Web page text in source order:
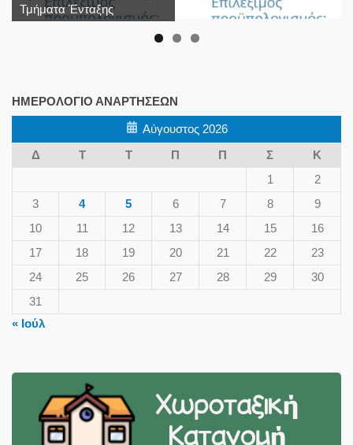
Τμήματα Ένταξης
ΗΜΕΡΟΛΌΓΙΟ ΑΝΑΡΤΉΣΕΩΝ
Αύγουστος 2026
Δ
Τ Τ Π Π Σ
Κ
1
2
3
4 5 6 7 8
9
10
11 12 13 14 15
16
17
18 19 20 21 22
23
24
25 26 27 28 29
30
31
« Ιούλ